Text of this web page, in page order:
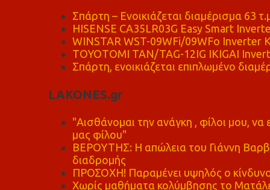
Σπάρτη – Ενοικιάζεται διαμέρισμα 63
HISENSE CA35LR03G Easy Smart
WINSTAR WST-09WFi/09WFo Inverter
TOYOTOMI TAN/TAG-12IG IKIGAI
Σπάρτη, ενοικιάζεται επιπλωμένο
LAKONES.gr
"Αισθάνομαι την ανάγκη , φίλοι μου,
μας φίλου"
ΒΕΡΟΥΤΗΣ: Η απώλεια του Γιάννη
διαδρομής
ΠΡΟΣΟΧΗ! Παραμένει υψηλός ο
Χωρίς μαθήματα κολύμβησης το